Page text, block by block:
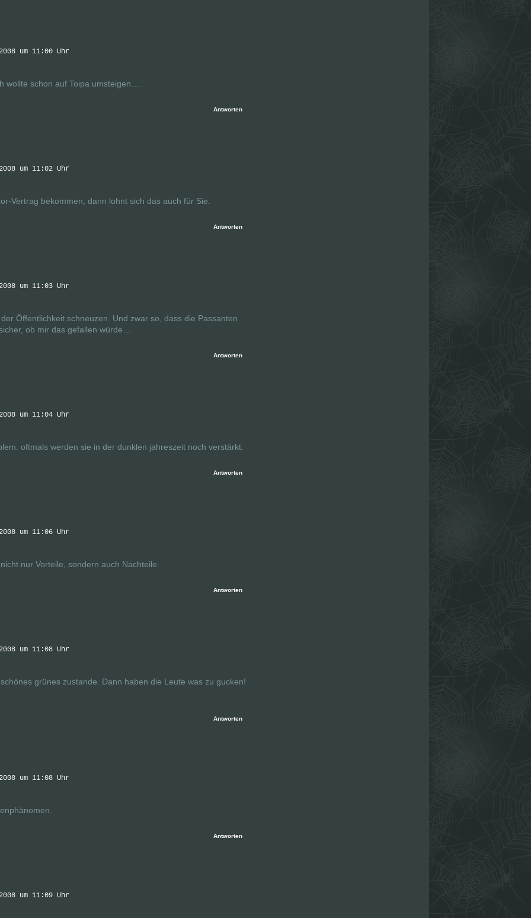
um 11:00 Uhr
wollte schon auf Toipa umsteigen….
Antworten
um 11:02 Uhr
Vertrag bekommen, dann lohnt sich das auch für Sie.
Antworten
um 11:03 Uhr
Öffentlichkeit schneuzen. Und zwar so, dass die Passanten
ob mir das gefallen würde…
Antworten
um 11:04 Uhr
oftmals werden sie in der dunklen jahreszeit noch verstärkt.
Antworten
um 11:06 Uhr
nur Vorteile, sondern auch Nachteile.
Antworten
um 11:08 Uhr
grünes zustande. Dann haben die Leute was zu gucken!
Antworten
um 11:08 Uhr
Antworten
um 11:09 Uhr